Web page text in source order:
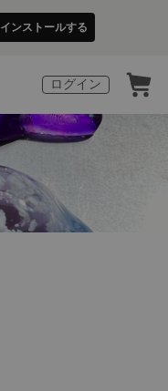
インストールする
ログイン